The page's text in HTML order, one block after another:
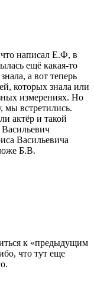
написал Е.Ф, в
ещё какая-то
а вот теперь
которых знала или
измерениях. Но
мы встретились.
актёр и такой
Васильевича
Б.В.
к «предыдущим
что тут еще